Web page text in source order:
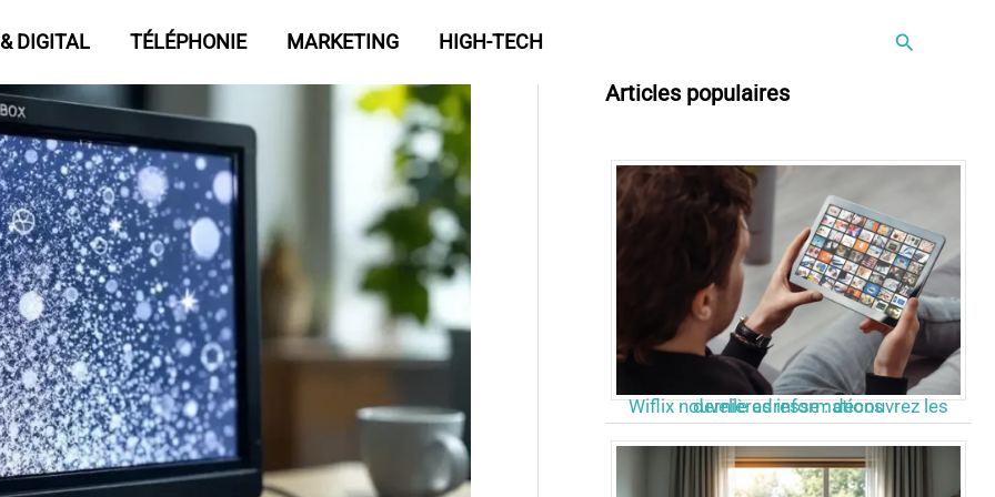
DIGITAL TÉLÉPHONIE MARKETING HIGH-TECH Rechercher
Articles populaires
Wiflix nouvelle adresse : découvrez les dernières informations